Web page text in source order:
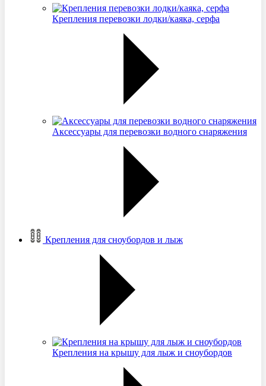
Крепления перевозки лодки/каяка, серфа
Аксессуары для перевозки водного снаряжения
Крепления для сноубордов и лыж
Крепления на крышу для лыж и сноубордов